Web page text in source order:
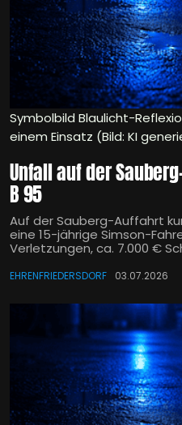
Symbolbild Blaulicht-
einem Einsatz (Bild: KI
Unfall auf der
B 95
Auf der Sauberg-Auffahrt
eine 15-jährige Simson-
Verletzungen, ca. 7.000 €
EHRENFRIEDERSDORF 03.07.2026